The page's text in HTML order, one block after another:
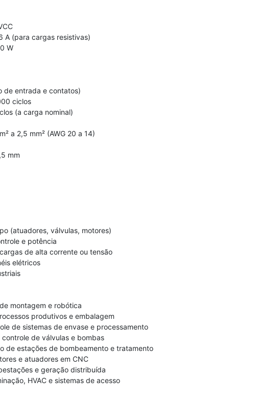
A (para cargas resistivas)
W
de entrada e contatos)
ciclos
(a carga nominal)
a 2,5 mm² (AWG 20 a 14)
mm
(atuadores, válvulas, motores)
e potência
de alta corrente ou tensão
elétricos
montagem e robótica
produtivos e embalagem
de sistemas de envase e processamento
controle de válvulas e bombas
de estações de bombeamento e tratamento
e atuadores em CNC
e geração distribuída
HVAC e sistemas de acesso